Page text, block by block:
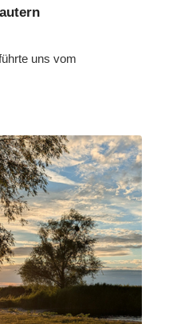
uns vom